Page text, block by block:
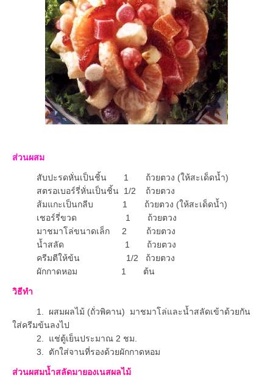
ส่วนผสม
สับปะรดหั่นเป็นชิ้น 1 ถ้วยตวง (ให้สะเด็ดน้ำ)
สตรอเบอร์รี่หั่นเป็นชิ้น 1/2 ถ้วยตวง
ส้มแกะเป็นกลีบ 1 ถ้วยตวง (ให้สะเด็ดน้ำ)
เชอร์รี่ขวด 1 ถ้วยตวง
มาชมาโล่ขนาดเล็ก 2 ถ้วยตวง
น้ำสลัด 1 ถ้วยตวง
ครีมตีให้ข้น 1/2 ถ้วยตวง
ผักกาดหอม 1 ต้น
วิธีทำ
1. ผสมผลไม้ (ถั่วพิคาน) มาชมาโล่และน้ำสลัดเข้าด้วยกัน
ใส่ครีมข้นลงไป
2. แช่ตู้เย็นประมาณ 2 ชม.
3. ตักใส่จานที่รองด้วยผักกาดหอม
ส่วนผสมน้ำสลัดมายองเนสผลไม้